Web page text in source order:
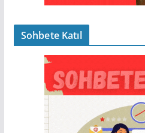
Sohbete Katıl